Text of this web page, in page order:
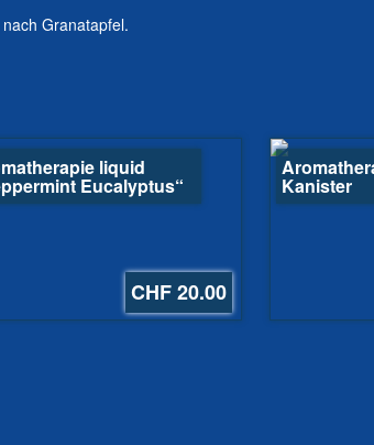
Granatapfel.
liquid
Eucalyptus“
CHF 20.00
Kanister